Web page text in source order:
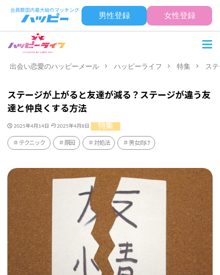
男性登録 女性登録
出会い恋愛のハッピーメール ハッピーライフ 特集 ス
ステージが上がると友達が減る？ステージが違う友
達と仲良くする方法
2025年4月14日 2025年4月8日 特集
テクニック 原因 対処法 男女向け